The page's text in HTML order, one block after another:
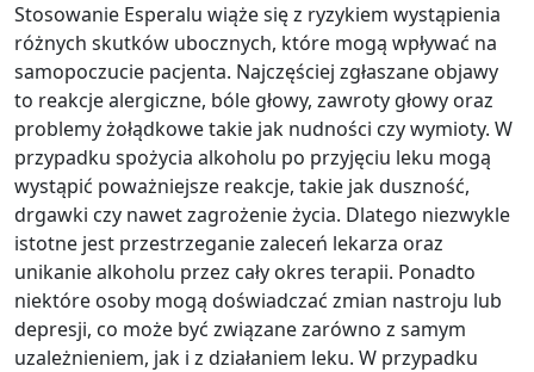
Stosowanie Esperalu wiąże się z ryzykiem wystąpienia
różnych skutków ubocznych, które mogą wpływać na
samopoczucie pacjenta. Najczęściej zgłaszane objawy
to reakcje alergiczne, bóle głowy, zawroty głowy oraz
problemy żołądkowe takie jak nudności czy wymioty. W
przypadku spożycia alkoholu po przyjęciu leku mogą
wystąpić poważniejsze reakcje, takie jak duszność,
drgawki czy nawet zagrożenie życia. Dlatego niezwykle
istotne jest przestrzeganie zaleceń lekarza oraz
unikanie alkoholu przez cały okres terapii. Ponadto
niektóre osoby mogą doświadczać zmian nastroju lub
depresji, co może być związane zarówno z samym
uzależnieniem, jak i z działaniem leku. W przypadku